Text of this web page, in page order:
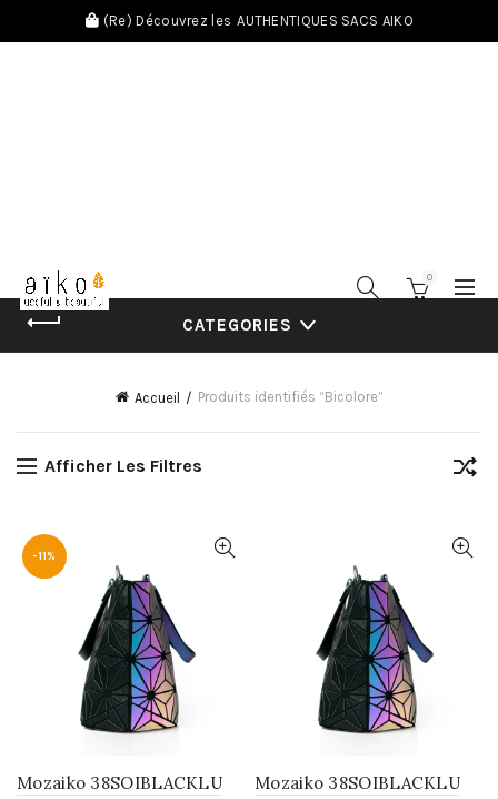
(Re) Découvrez les AUTHENTIQUES SACS AIKO
0
CATEGORIES
Accueil Produits identifiés “Bicolore”
Afficher Les Filtres
-11%
Mozaiko 38SOIBLACKLU
Mozaiko 38SOIBLACKLU